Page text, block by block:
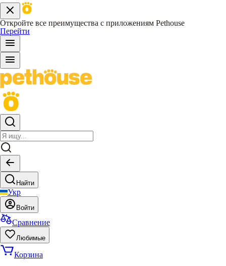
Откройте все преимущества с приложениям Pethouse
Перейти
Найти
Укр
Войти
Сравнение
Любимые
Корзина